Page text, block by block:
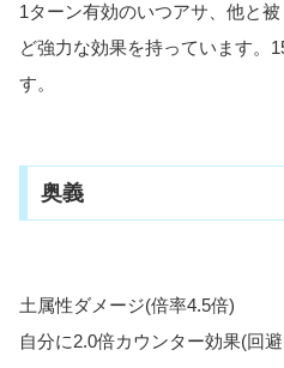
1ターン有効のいつアサ、他と
ど強力な効果を持っています。
す。
奥義
土属性ダメージ(倍率4.5倍)
自分に2.0倍カウンター効果(回